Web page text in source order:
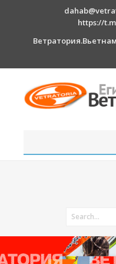
https://
Ветратория.Вьетнам
Как к